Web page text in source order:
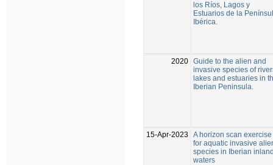
los Ríos, Lagos y
Estuarios de la
Ibérica.
2020 Guide to the alien and
invasive species of
lakes and estuaries in
Iberian Peninsula.
15-Apr-2023
A horizon scan exercise
for aquatic invasive
species in Iberian
waters